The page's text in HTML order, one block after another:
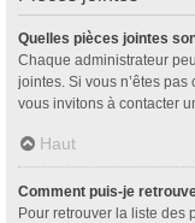
Quelles pièces jointes
Chaque administrateur
jointes. Si vous n’êtes
vous invitons à contacter
Haut
Comment puis-je
Pour retrouver la liste des